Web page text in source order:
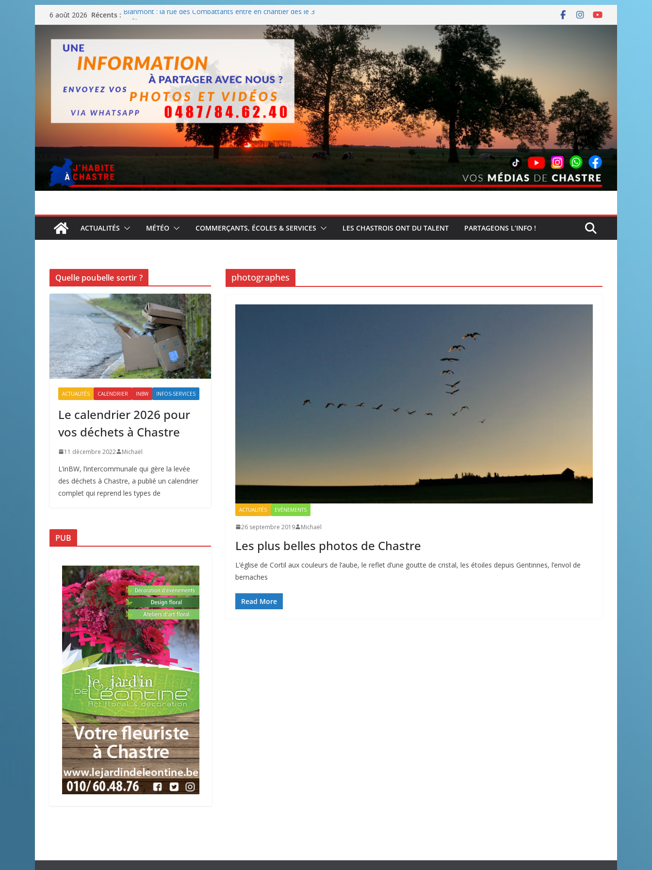
Passer
au
contenu
6 août 2026 Récents : Blanmont : la rue des Combattants entre en chantier dès le 3
août
Une fête nationale sans drache
ACTUALITÉS MÉTÉO COMMERÇANTS, ÉCOLES & SERVICES LES CHASTROIS ONT DU TALENT PARTAGEONS L’INFO !
photographes
ACTUALITÉS EVÉNEMENTS
26 septembre 2019 Michaël
Les plus belles photos de Chastre
L’église de Cortil aux couleurs de l’aube, le reflet d’une goutte de cristal, les étoiles depuis Gentinnes, l’envol de
bernaches
Read More
Quelle poubelle sortir ?
ACTUALITÉS CALENDRIER INBW INFOS-SERVICES
Le calendrier 2026 pour
vos déchets à Chastre
11 décembre 2022 Michaël
L’inBW, l’intercommunale qui gère la levée
des déchets à Chastre, a publié un calendrier
complet qui reprend les types de
PUB